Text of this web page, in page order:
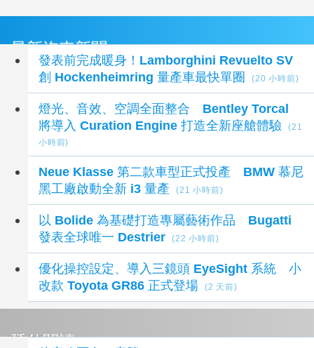
最新汽車新聞
發表前完成暖身！Lamborghini Revuelto SV
創 Hockenheimring 量產車最快單圈
(20 小時前)
燈光、音效、空調全面整合 Bentley Torcal
將導入 Curation Engine 打造全新座艙體驗
(21
小時前)
Neue Klasse 第二款車型正式投產 BMW 慕尼
黑工廠啟動全新 i3 量產
(21 小時前)
以 Bolide 為基礎打造專屬藝術作品 Bugatti
發表全球唯一 Destrier
(22 小時前)
優化操控設定、導入三鏡頭 EyeSight 系統 小
改款 Toyota GR86 正式登場
(2 天前)
延伸閱讀